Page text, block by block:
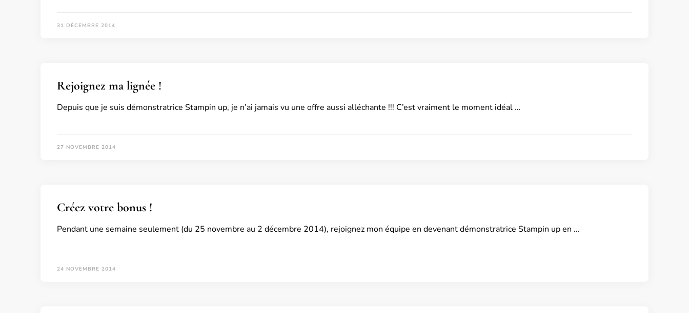
31 DÉCEMBRE 2014
Rejoignez ma lignée !
Depuis que je suis démonstratrice Stampin up, je n’ai jamais vu une offre aussi alléchante !!! C’est vraiment le moment idéal …
27 NOVEMBRE 2014
Créez votre bonus !
Pendant une semaine seulement (du 25 novembre au 2 décembre 2014), rejoignez mon équipe en devenant démonstratrice Stampin up en …
24 NOVEMBRE 2014